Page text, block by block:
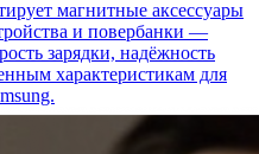
магнитные аксессуары
и повербанки —
зарядки, надёжность
характеристикам для